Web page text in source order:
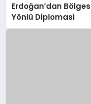
Erdoğan’dan
Yönlü Diplomasi